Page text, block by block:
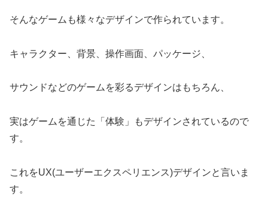
そんなゲームも様々なデザインで作られています。
キャラクター、背景、操作画面、パッケージ、
サウンドなどのゲームを彩るデザインはもちろん、
実はゲームを通じた「体験」もデザインされているので
す。
これをUX(ユーザーエクスペリエンス)デザインと言いま
す。